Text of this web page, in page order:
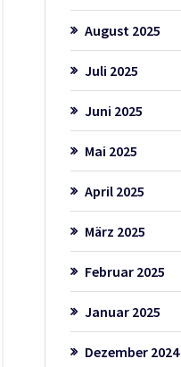
August 2025
Juli 2025
Juni 2025
Mai 2025
April 2025
März 2025
Februar 2025
Januar 2025
Dezember 2024